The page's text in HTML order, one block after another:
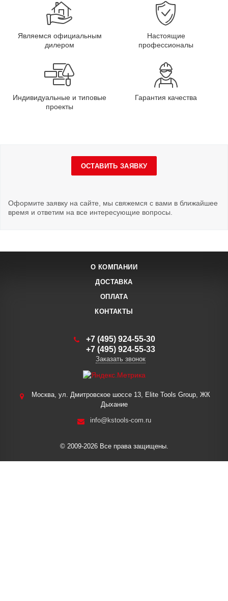
Являемся официальным
дилером
Настоящие
профессионалы
Индивидуальные и типовые
проекты
Гарантия качества
ОСТАВИТЬ ЗАЯВКУ
Оформите заявку на сайте, мы свяжемся с вами в ближайшее
время и ответим на все интересующие вопросы.
О КОМПАНИИ
ДОСТАВКА
ОПЛАТА
КОНТАКТЫ
+7 (495) 924-55-30
+7 (495) 924-55-33
Заказать звонок
Москва, ул. Дмитровское шоссе 13, Elite Tools Group, ЖК
Дыхание
info@kstools-com.ru
© 2009-2026 Все права защищены.